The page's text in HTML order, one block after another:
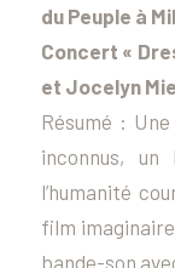
du Peuple à
Concert «
et Jocelyn
Résumé :
inconnus, un
l’humanité
film
bande-son